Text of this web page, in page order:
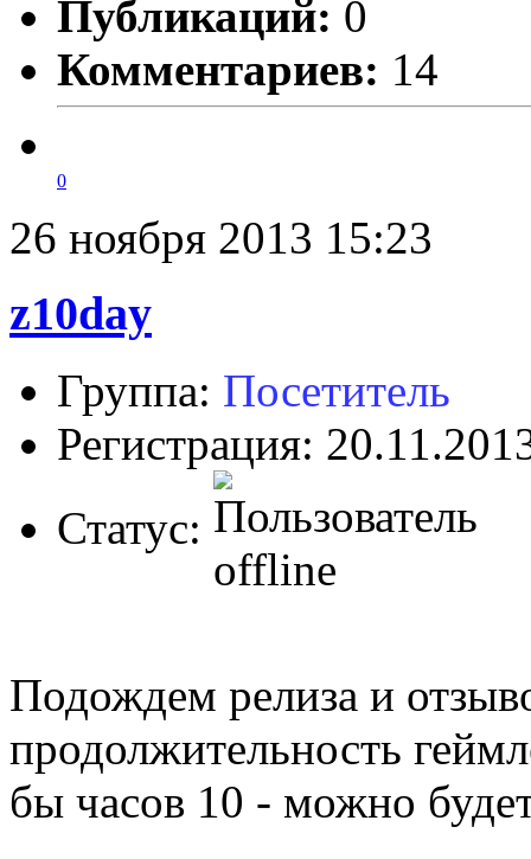
Публикаций: 0
Комментариев: 14
0
26 ноября 2013 15:23
z10day
Группа: Посетитель
Регистрация:
Статус:
Подождем релиза и
продолжительность
бы часов 10 - можно